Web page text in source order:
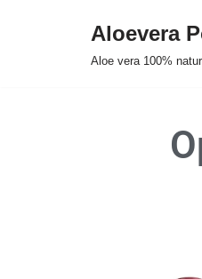
Aloevera
Aloe vera 100%